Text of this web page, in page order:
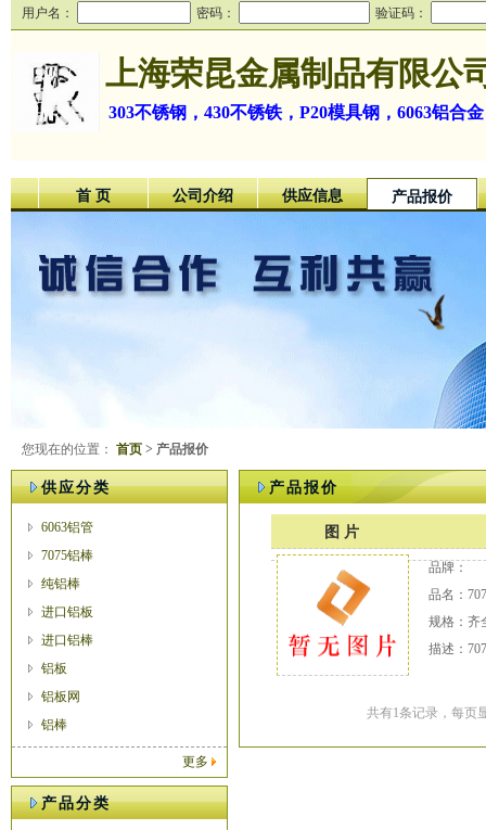
用户名： 密码： 验证码：
上海荣昆金属制品有限公
303不锈钢，430不锈铁，P20模具钢，6063铝合
首 页 公司介绍 供应信息 产品报价
您现在的位置： 首页 > 产品报价
供应分类
6063铝管
7075铝棒
纯铝棒
进口铝板
进口铝棒
铝板
铝板网
铝棒
更多
产品分类
产品报价
图 片
品牌：
品名：
规格：齐
描述：
共有1条记录，每页